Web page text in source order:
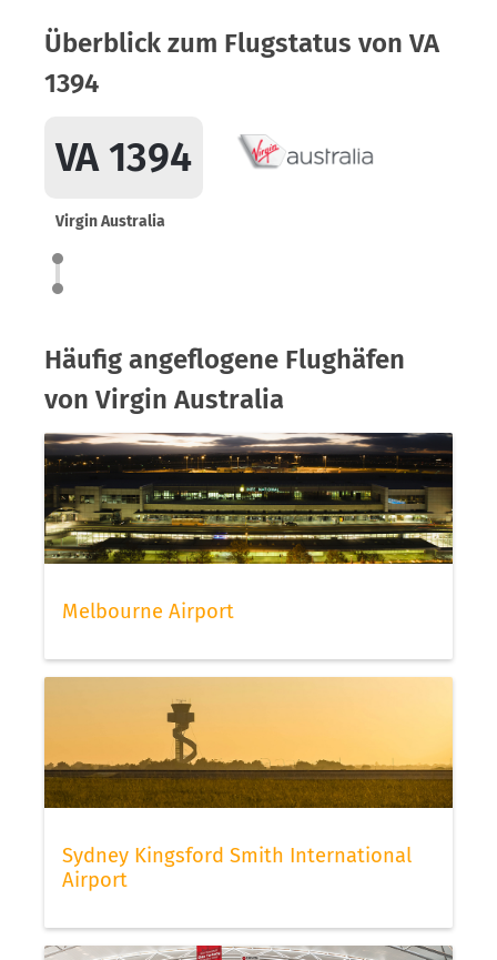
Überblick zum Flugstatus von VA
1394
VA 1394
Virgin Australia
Häufig angeflogene Flughäfen
von Virgin Australia
Melbourne Airport
Sydney Kingsford Smith International
Airport